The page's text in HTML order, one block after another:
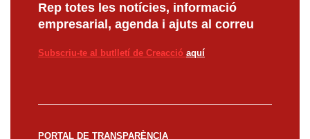
Rep totes les notícies, informació
empresarial, agenda i ajuts al correu
Subscriu-te al butlletí de Creacció aquí
PORTAL DE TRANSPARÈNCIA